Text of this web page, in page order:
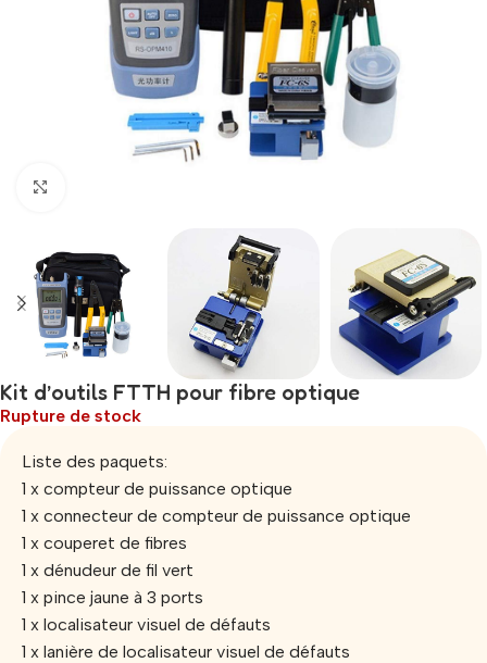
Kit d’outils FTTH pour fibre optique
Rupture de stock
Liste des paquets:
1 x compteur de puissance optique
1 x connecteur de compteur de puissance optique
1 x couperet de fibres
1 x dénudeur de fil vert
1 x pince jaune à 3 ports
1 x localisateur visuel de défauts
1 x lanière de localisateur visuel de défauts